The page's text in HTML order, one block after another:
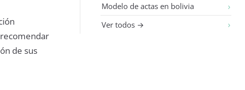
de sus
Modelo de actas en bolivia
Ver todos →